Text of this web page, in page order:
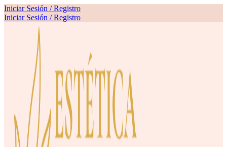
Iniciar Sesión / Registro
Iniciar Sesión / Registro